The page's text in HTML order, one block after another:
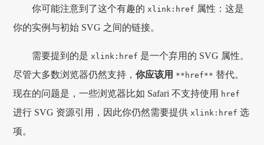
你可能注意到了这个有趣的 xlink:href 属性：这是
你的实例与初始 SVG 之间的链接。
需要提到的是 xlink:href 是一个弃用的 SVG 属性。
尽管大多数浏览器仍然支持，你应该用 **href** 替代。
现在的问题是，一些浏览器比如 Safari 不支持使用 href
进行 SVG 资源引用，因此你仍然需要提供 xlink:href 选
项。